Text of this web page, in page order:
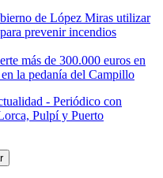
de López Miras utilizar
prevenir incendios
más de 300.000 euros en
la pedanía del Campillo
- Periódico con
Pulpí y Puerto